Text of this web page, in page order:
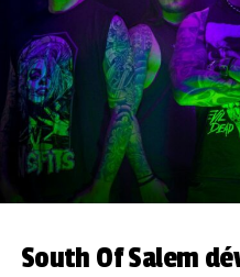
South Of Salem